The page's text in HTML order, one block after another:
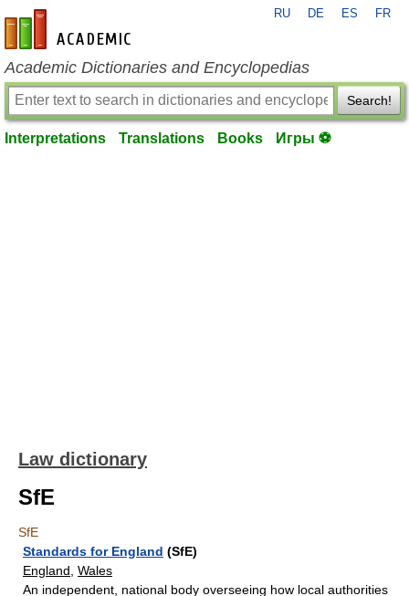
en-academic.com
RU DE ES FR
Academic Dictionaries and Encyclopedias
Search!
Interpretations Translations Books Игры ⚽
Law dictionary
SfE
SfE
Standards for England (SfE)
England Wales
An independent, national body overseeing how local authorities